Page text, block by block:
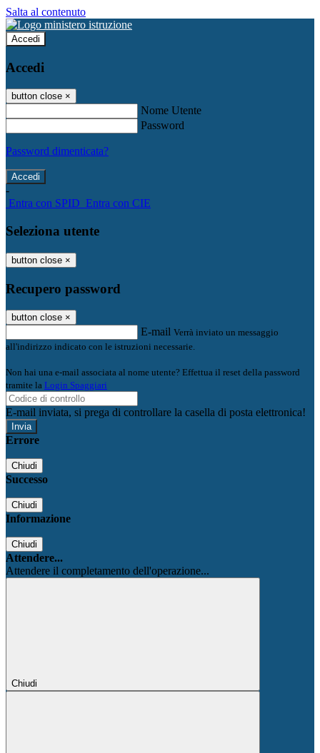
Salta al contenuto
Accedi
Accedi
button close ×
Nome Utente
Password
Password dimenticata?
-
Entra con SPID Entra con CIE
Seleziona utente
button close ×
Recupero password
button close ×
E-mail Verrà inviato un messaggio
all'indirizzo indicato con le istruzioni necessarie.
Non hai una e-mail associata al nome utente? Effettua il reset della password
tramite la Login Spaggiari
E-mail inviata, si prega di controllare la casella di posta elettronica!
Errore
Chiudi
Successo
Chiudi
Informazione
Chiudi
Attendere...
Attendere il completamento dell'operazione...
Chiudi